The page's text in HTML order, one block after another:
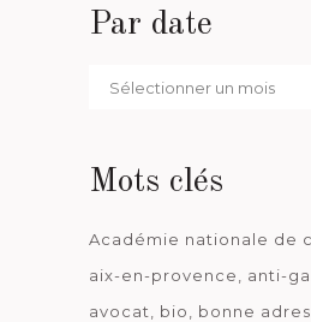
Par date
Par
Mots clés
Académie nationale de
aix-en-provence
anti-
avocat
bio bonne